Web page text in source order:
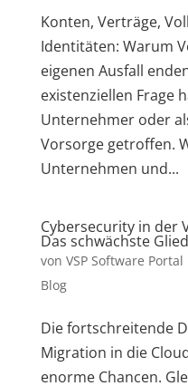
Konten, Verträge,
Identitäten: Warum
eigenen Ausfall
existenziellen Frage
Unternehmer oder
Vorsorge getroffen.
Unternehmen und...
Cybersecurity in der
Das schwächste
von VSP Software Portal
Blog
Die fortschreitende
Migration in die
enorme Chancen.